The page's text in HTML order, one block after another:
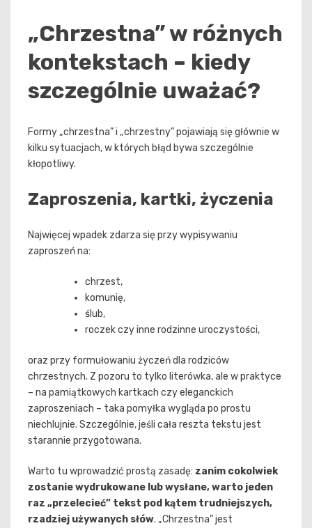
„Chrzestna” w różnych
kontekstach – kiedy
szczególnie uważać?
Formy „chrzestna” i „chrzestny” pojawiają się głównie w
kilku sytuacjach, w których błąd bywa szczególnie
kłopotliwy.
Zaproszenia, kartki, życzenia
Najwięcej wpadek zdarza się przy wypisywaniu
zaproszeń na:
chrzest,
komunię,
ślub,
roczek czy inne rodzinne uroczystości,
oraz przy formułowaniu życzeń dla rodziców
chrzestnych. Z pozoru to tylko literówka, ale w praktyce
– na pamiątkowych kartkach czy eleganckich
zaproszeniach – taka pomyłka wygląda po prostu
niechlujnie. Szczególnie, jeśli cała reszta tekstu jest
starannie przygotowana.
Warto tu wprowadzić prostą zasadę: zanim cokolwiek
zostanie wydrukowane lub wysłane, warto jeden
raz „przelecieć” tekst pod kątem trudniejszych,
rzadziej używanych słów. „Chrzestna” jest